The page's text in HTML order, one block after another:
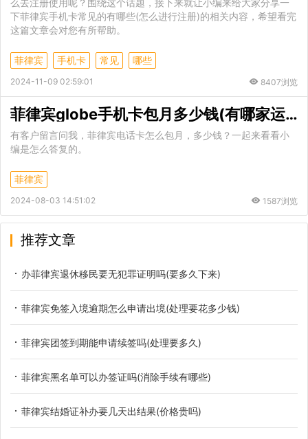
么去注册使用呢？围绕这个话题，接下来就让小编来给大家分享一
下菲律宾手机卡常见的有哪些(怎么进行注册)的相关内容，希望看完
这篇文章会对您有所帮助。
菲律宾 手机卡 常见 哪些
2024-11-09 02:59:01 8407浏览
菲律宾globe手机卡包月多少钱(有哪家运营商)
有客户留言问我，菲律宾电话卡怎么包月，多少钱？一起来看看小
编是怎么答复的。
菲律宾
2024-08-03 14:51:02 1587浏览
推荐文章
办菲律宾退休移民要无犯罪证明吗(要多久下来)
菲律宾免签入境逾期怎么申请出境(处理要花多少钱)
菲律宾团签到期能申请续签吗(处理要多久)
菲律宾黑名单可以办签证吗(消除手续有哪些)
菲律宾结婚证补办要几天出结果(价格贵吗)